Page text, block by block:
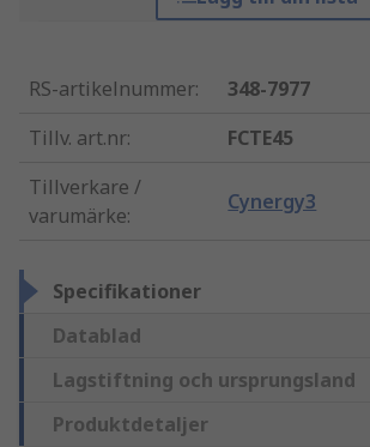
RS-artikelnummer:
348-7977
Tillv. art.nr:
FCTE45
Tillverkare /
varumärke:
Cynergy3
Specifikationer
Datablad
Lagstiftning och ursprungsland
Produktdetaljer